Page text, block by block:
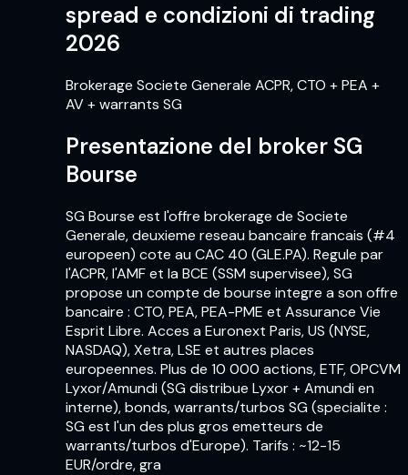
spread e condizioni di trading
2026
Brokerage Societe Generale ACPR, CTO + PEA +
AV + warrants SG
Presentazione del broker SG
Bourse
SG Bourse est l'offre brokerage de Societe
Generale, deuxieme reseau bancaire francais (#4
europeen) cote au CAC 40 (GLE.PA). Regule par
l'ACPR, l'AMF et la BCE (SSM supervisee), SG
propose un compte de bourse integre a son offre
bancaire : CTO, PEA, PEA-PME et Assurance Vie
Esprit Libre. Acces a Euronext Paris, US (NYSE,
NASDAQ), Xetra, LSE et autres places
europeennes. Plus de 10 000 actions, ETF, OPCVM
Lyxor/Amundi (SG distribue Lyxor + Amundi en
interne), bonds, warrants/turbos SG (specialite :
SG est l'un des plus gros emetteurs de
warrants/turbos d'Europe). Tarifs : ~12-15
EUR/ordre, gra